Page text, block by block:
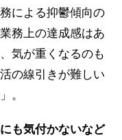
による抑鬱傾向の
務上の達成感はあ
気が重くなるのも
の線引きが難しい
。
も気付かないなど